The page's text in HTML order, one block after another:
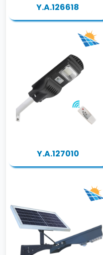
Y.A.126618
Y.A.127010